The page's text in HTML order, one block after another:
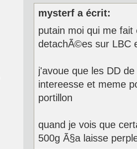
mysterf a écrit:
putain moi qui me
detachÃ©es sur LBC
j'avoue que les DD
intereesse et meme
portillon
quand je vois que
500g Ã§a laisse